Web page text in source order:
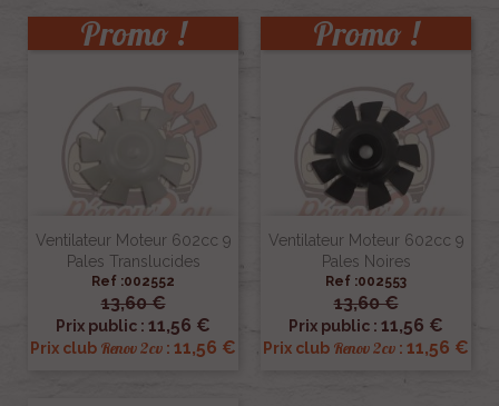
Ventilateur Moteur 602cc 9
Pales Translucides
Ref :002552
13,60 €
Prix public : 11,56 €
Prix club Renov 2cv : 11,56 €
Promo !
Ventilateur Moteur 602cc 9
Pales Noires
Ref :002553
13,60 €
Prix public : 11,56 €
Prix club Renov 2cv : 11,56 €
Promo !